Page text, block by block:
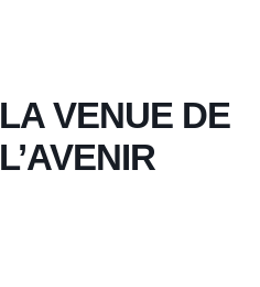
LA VENUE DE
L’AVENIR